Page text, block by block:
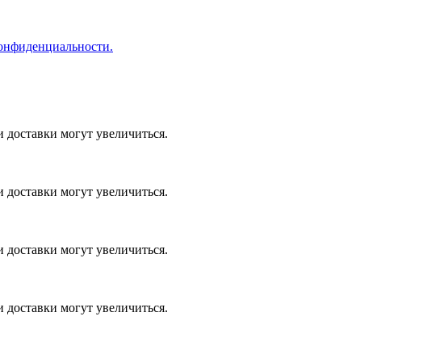
могут увеличиться.
могут увеличиться.
могут увеличиться.
могут увеличиться.